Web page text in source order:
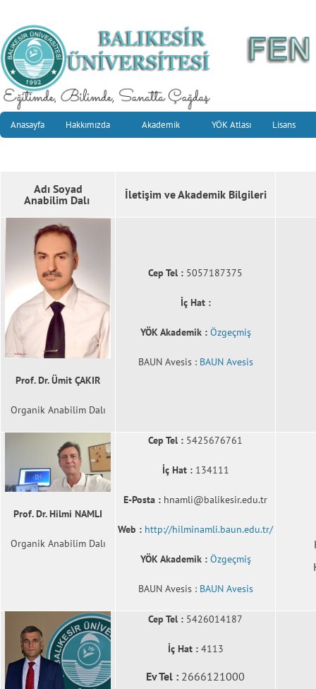
Anasayfa Hakkımızda Akademik YÖK Atlası Lisans
Adı Soyad
Anabilim Dalı
İletişim ve Akademik Bilgileri
Prof. Dr. Ümit ÇAKIR
Organik Anabilim Dalı
Cep Tel : 5057187375
İç Hat :
YÖK Akademik : Özgeçmiş
BAUN Avesis : BAUN Avesis
Prof. Dr. Hilmi NAMLI
Organik Anabilim Dalı
Cep Tel : 5425676761
İç Hat :134111
E-Posta : hnamli@balikesir.edu.tr
Web : http://hilminamli.baun.edu.tr/
YÖK Akademik : Özgeçmiş
BAUN Avesis : BAUN Avesis
Cep Tel : 5426014187
İç Hat :4113
Ev Tel : 2666121000